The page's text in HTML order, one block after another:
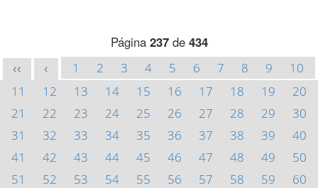
Página 237de 434
<< < 1 2 3 4 5 6 7 8 9
10
11
12 13 14 15 16 17 18 19
20
21
22 23 24 25 26 27 28 29
30
31
32 33 34 35 36 37 38 39
40
41
42 43 44 45 46 47 48 49
50
51
52 53 54 55 56 57 58 59
60